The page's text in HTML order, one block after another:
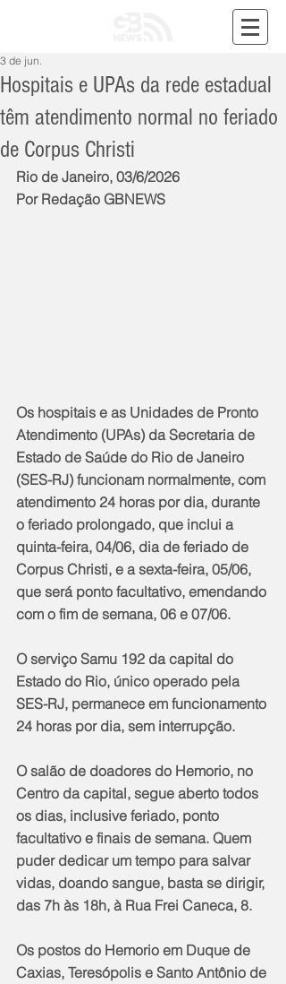
Hospitais e UPAs da rede estadual
têm atendimento normal no feriado
de Corpus Christi
3 de jun.
Rio de Janeiro, 03/6/2026
Por Redação GBNEWS
Os hospitais e as Unidades de Pronto
Atendimento (UPAs) da Secretaria de
Estado de Saúde do Rio de Janeiro
(SES-RJ) funcionam normalmente, com
atendimento 24 horas por dia, durante
o feriado prolongado, que inclui a
quinta-feira, 04/06, dia de feriado de
Corpus Christi, e a sexta-feira, 05/06,
que será ponto facultativo, emendando
com o fim de semana, 06 e 07/06.
O serviço Samu 192 da capital do
Estado do Rio, único operado pela
SES-RJ, permanece em funcionamento
24 horas por dia, sem interrupção.
O salão de doadores do Hemorio, no
Centro da capital, segue aberto todos
os dias, inclusive feriado, ponto
facultativo e finais de semana. Quem
puder dedicar um tempo para salvar
vidas, doando sangue, basta se dirigir,
das 7h às 18h, à Rua Frei Caneca, 8.
Os postos do Hemorio em Duque de
Caxias, Teresópolis e Santo Antônio de